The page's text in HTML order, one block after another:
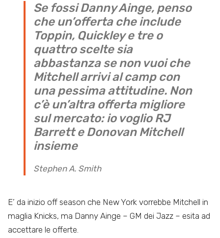
Se fossi Danny Ainge, penso
che un’offerta che include
Toppin, Quickley e tre o
quattro scelte sia
abbastanza se non vuoi che
Mitchell arrivi al camp con
una pessima attitudine. Non
c’è un’altra offerta migliore
sul mercato: io voglio RJ
Barrett e Donovan Mitchell
insieme
Stephen A. Smith
E’ da inizio off season che New York vorrebbe Mitchell in
maglia Knicks, ma Danny Ainge – GM dei Jazz – esita ad
accettare le offerte.